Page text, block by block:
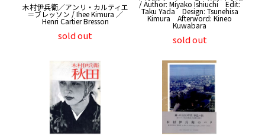
木村伊兵衛／アンリ・カルティエ
＝ブレッソン / Ihee Kimura ／
Henri Cartier Bresson
sold out
/ Author: Miyako Ishiuchi Edit:
Taku Yada Design: Tsunehisa
Kimura Afterword: Kineo
Kuwabara
sold out